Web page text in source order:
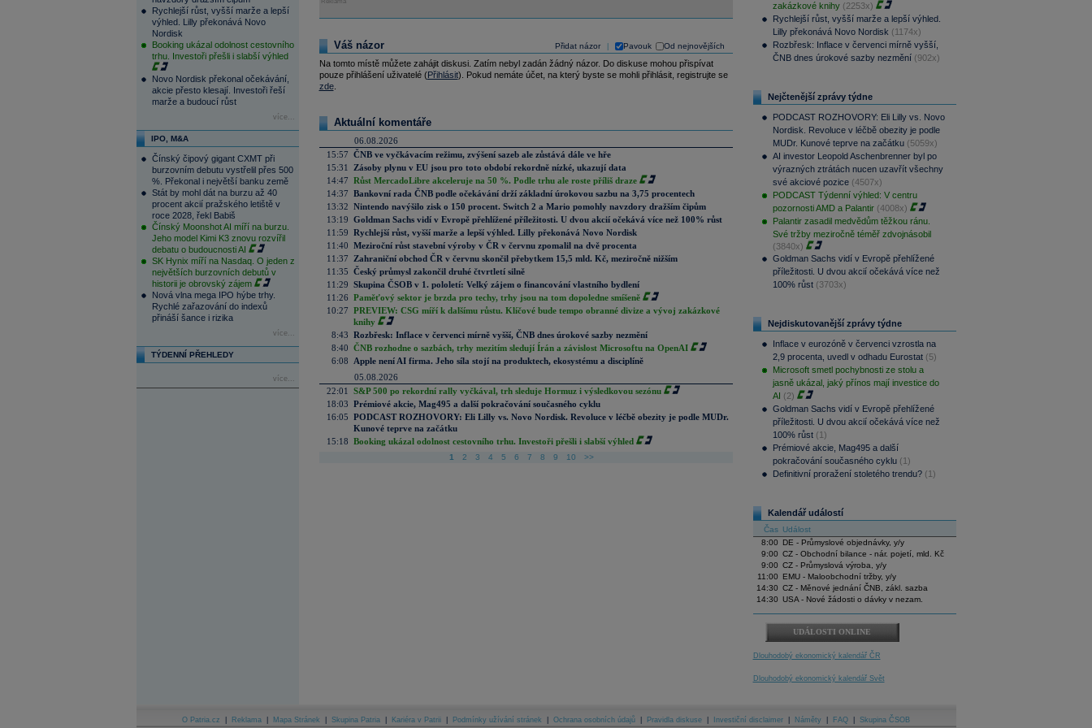
Rychlejší růst, vyšší marže a lepší
výhled. Lilly překonává Novo
Nordisk
Booking ukázal odolnost cestovního
trhu. Investoři přešli i slabší výhled
Novo Nordisk překonal očekávání,
akcie přesto klesají. Investoři řeší
marže a budoucí růst
více...
IPO, M&A
Čínský čipový gigant CXMT při
burzovním debutu vystřelil přes 500
%. Překonal i největší banku země
Stát by mohl dát na burzu až 40
procent akcií pražského letiště v
roce 2028, řekl Babiš
Čínský Moonshot AI míří na burzu.
Jeho model Kimi K3 znovu rozvířil
debatu o budoucnosti AI
SK Hynix míří na Nasdaq. O jeden z
největších burzovních debutů v
historii je obrovský zájem
Nová vlna mega IPO hýbe trhy.
Rychlé zařazování do indexů
přináší šance i rizika
více...
TÝDENNÍ PŘEHLEDY
více...
Přidat názor Pavouk Od nejnovějších
Váš názor
Na tomto místě můžete zahájit diskusi. Zatím nebyl zadán žádný názor. Do diskuse mohou přispívat
pouze přihlášení uživatelé (Přihlásit). Pokud nemáte účet, na který byste se mohli přihlásit, registrujte se
zde.
Aktuální komentáře
06.08.2026
15:57 ČNB ve vyčkávacím režimu, zvýšení sazeb ale zůstává dále ve hře
15:31
Zásoby plynu v EU jsou pro toto období rekordně nízké, ukazují data
14:47 Růst MercadoLibre akceleruje na 50 %. Podle trhu ale roste příliš draze
14:37 Bankovní rada ČNB podle očekávání drží základní úrokovou sazbu na 3,75 procentech
13:32 Nintendo navýšilo zisk o 150 procent. Switch 2 a Mario pomohly navzdory dražším čipům
13:19 Goldman Sachs vidí v Evropě přehlížené příležitosti. U dvou akcií očekává více než 100% růst
11:59 Rychlejší růst, vyšší marže a lepší výhled. Lilly překonává Novo Nordisk
11:40 Meziroční růst stavební výroby v ČR v červnu zpomalil na dvě procenta
11:37
Zahraniční obchod ČR v červnu skončil přebytkem 15,5 mld. Kč, meziročně nižším
11:35 Český průmysl zakončil druhé čtvrtletí silně
11:29 Skupina ČSOB v 1. pololetí: Velký zájem o financování vlastního bydlení
11:26 Paměťový sektor je brzda pro techy, trhy jsou na tom dopoledne smíšeně
10:27 PREVIEW: CSG míří k dalšímu růstu. Klíčové bude tempo obranné divize a vývoj zakázkové
knihy
8:43 Rozbřesk: Inflace v červenci mírně vyšší, ČNB dnes úrokové sazby nezmění
8:40 ČNB rozhodne o sazbách, trhy mezitím sledují Írán a závislost Microsoftu na OpenAI
6:08
Apple není AI firma. Jeho síla stojí na produktech, ekosystému a disciplíně
05.08.2026
22:01
S&P 500 po rekordní rally vyčkával, trh sleduje Hormuz i výsledkovou sezónu
18:03 Prémiové akcie, Mag495 a další pokračování současného cyklu
16:05 PODCAST ROZHOVORY: Eli Lilly vs. Novo Nordisk. Revoluce v léčbě obezity je podle MUDr.
Kunové teprve na začátku
15:18 Booking ukázal odolnost cestovního trhu. Investoři přešli i slabší výhled
1 2 3 4 5 6 7 8 9 10 >>
zakázkové knihy (2253x)
Rychlejší růst, vyšší marže a lepší výhled.
Lilly překonává Novo Nordisk (1174x)
Rozbřesk: Inflace v červenci mírně vyšší,
ČNB dnes úrokové sazby nezmění (902x)
Nejčtenější zprávy týdne
PODCAST ROZHOVORY: Eli Lilly vs. Novo
Nordisk. Revoluce v léčbě obezity je podle
MUDr. Kunové teprve na začátku (5059x)
AI investor Leopold Aschenbrenner byl po
výrazných ztrátách nucen uzavřít všechny
své akciové pozice (4507x)
PODCAST Týdenní výhled: V centru
pozornosti AMD a Palantir (4008x)
Palantir zasadil medvědům těžkou ránu.
Své tržby meziročně téměř zdvojnásobil
(3840x)
Goldman Sachs vidí v Evropě přehlížené
příležitosti. U dvou akcií očekává více než
100% růst (3703x)
Nejdiskutovanější zprávy týdne
Inflace v eurozóně v červenci vzrostla na
2,9 procenta, uvedl v odhadu Eurostat (5)
Microsoft smetl pochybnosti ze stolu a
jasně ukázal, jaký přínos mají investice do
AI (2)
Goldman Sachs vidí v Evropě přehlížené
příležitosti. U dvou akcií očekává více než
100% růst (1)
Prémiové akcie, Mag495 a další
pokračování současného cyklu (1)
Definitivní proražení stoletého trendu? (1)
Kalendář událostí
Čas Událost
8:00
DE - Průmyslové objednávky, y/y
9:00 CZ - Obchodní bilance - nár. pojetí, mld. Kč
9:00 CZ - Průmyslová výroba, y/y
11:00
EMU - Maloobchodní tržby, y/y
14:30 CZ - Měnové jednání ČNB, zákl. sazba
14:30 USA - Nové žádosti o dávky v nezam.
UDÁLOSTI ONLINE
Dlouhodobý ekonomický kalendář ČR
Dlouhodobý ekonomický kalendář Svět
O Patria.cz Reklama Mapa Stránek Skupina Patria Kariéra v Patrii Podmínky užívání stránek Ochrana osobních údajů Pravidla diskuse Investiční disclaimer Náměty FAQ Skupina ČSOB